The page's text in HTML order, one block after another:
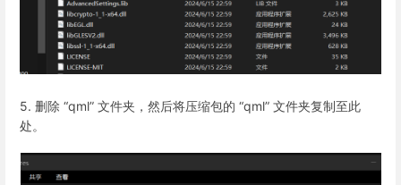
5. 删除 “qml” 文件夹，然后将压缩包的 “qml” 文件夹复制至此
处。